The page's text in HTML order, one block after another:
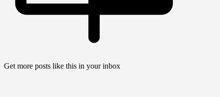
Get more posts like this in your inbox